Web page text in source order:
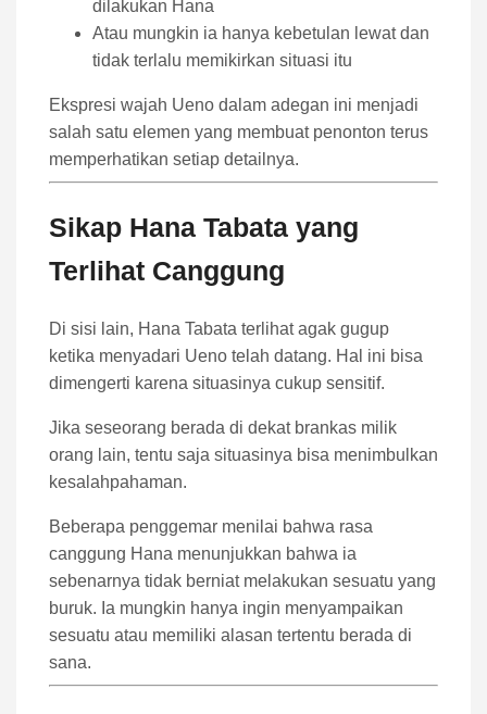
dilakukan Hana
Atau mungkin ia hanya kebetulan lewat dan
tidak terlalu memikirkan situasi itu
Ekspresi wajah Ueno dalam adegan ini menjadi
salah satu elemen yang membuat penonton terus
memperhatikan setiap detailnya.
Sikap Hana Tabata yang
Terlihat Canggung
Di sisi lain, Hana Tabata terlihat agak gugup
ketika menyadari Ueno telah datang. Hal ini bisa
dimengerti karena situasinya cukup sensitif.
Jika seseorang berada di dekat brankas milik
orang lain, tentu saja situasinya bisa menimbulkan
kesalahpahaman.
Beberapa penggemar menilai bahwa rasa
canggung Hana menunjukkan bahwa ia
sebenarnya tidak berniat melakukan sesuatu yang
buruk. Ia mungkin hanya ingin menyampaikan
sesuatu atau memiliki alasan tertentu berada di
sana.